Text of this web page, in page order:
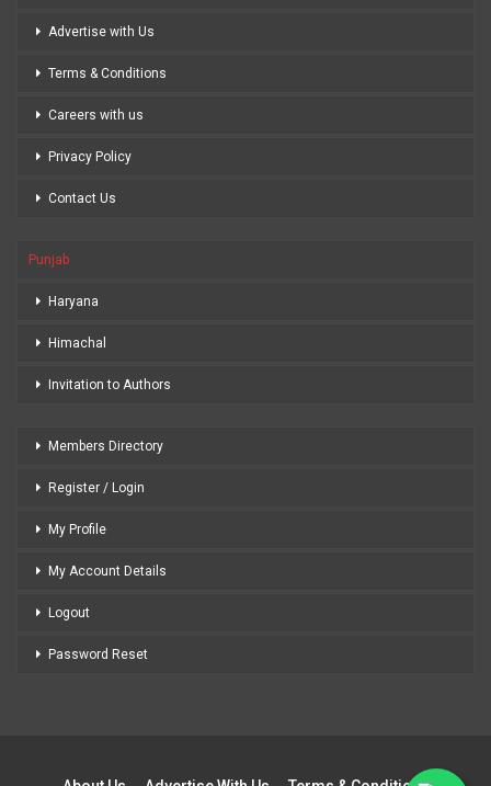
Advertise with Us
Terms & Conditions
Careers with us
Privacy Policy
Contact Us
Punjab
Haryana
Himachal
Invitation to Authors
Members Directory
Register / Login
My Profile
My Account Details
Logout
Password Reset